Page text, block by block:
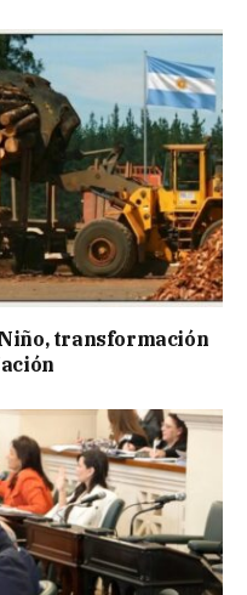
transformación